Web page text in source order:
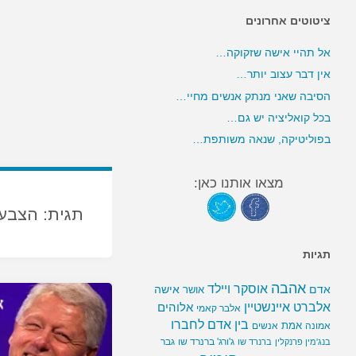
תגית:
ציטוטים אחרונים
אל תהיי אישה שזקוקה…
אין דבר עצוב יותר…
הסיבה שאני מנתק אנשים מחיי…
בכל קואליציה יש גם…
בפוליטיקה, שנאה משותפת…
מצאו אותנו כאן:
תגיות
אדם אהבה אוסקר ויילד אושר אישה
אלברט איינשטיין אלבר קאמי אלוהים
אמונה אמת אנשים בין אדם לחברו
בנג'מין פרנקלין ברנרד שו ג'ורג' ברנרד שו גבר